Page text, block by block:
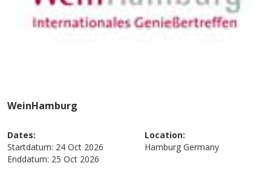
WeinHamburg
Dates:
Startdatum: 24 Oct 2026
Enddatum: 25 Oct 2026
Location:
Hamburg Germany